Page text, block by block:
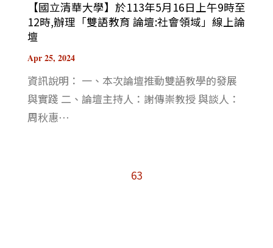
【國立清華大學】於113年5月16日上午9時至
12時,辦理「雙語教育 論壇:社會領域」線上論
壇
Apr 25, 2024
資訊說明： 一、本次論壇推動雙語教學的發展
與實踐 二、論壇主持人：謝傳崇教授 與談人：
周秋惠⋯
63